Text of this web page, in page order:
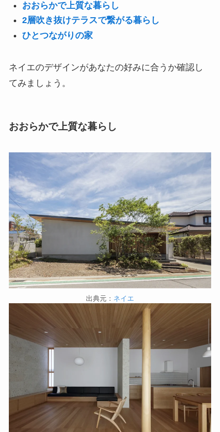
おおらかで上質な暮らし
2層吹き抜けテラスで繋がる暮らし
ひとつながりの家
ネイエのデザインがあなたの好みに合うか確認し
てみましょう。
おおらかで上質な暮らし
出典元： ネイエ